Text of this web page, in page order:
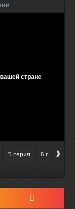
5 серия 6 серия
›